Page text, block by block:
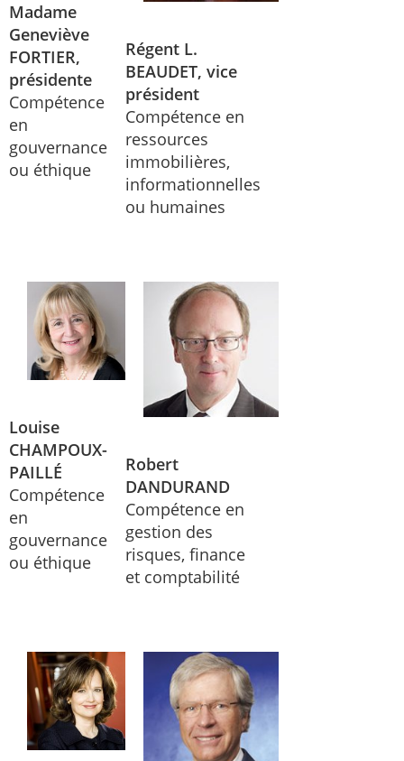
Madame
Geneviève
FORTIER,
présidente
Compétence
en
gouvernance
ou éthique
Régent L.
BEAUDET, vice
président
Compétence en
ressources
immobilières,
informationnelles
ou humaines
Louise
CHAMPOUX-
PAILLÉ
Compétence
en
gouvernance
ou éthique
Robert
DANDURAND
Compétence en
gestion des
risques, finance
et comptabilité